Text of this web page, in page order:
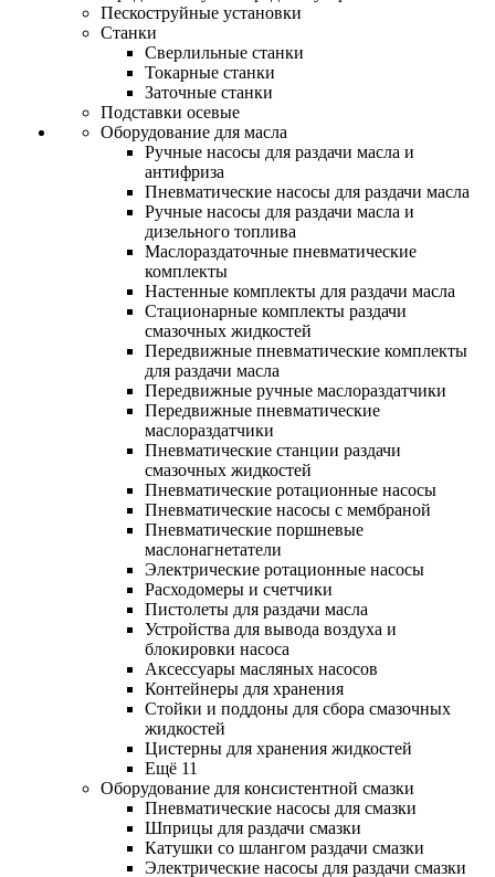
Пескоструйные установки
Станки
Сверлильные станки
Токарные станки
Заточные станки
Подставки осевые
Оборудование для масла
Ручные насосы для раздачи масла и
антифриза
Пневматические насосы для раздачи масла
Ручные насосы для раздачи масла и
дизельного топлива
Маслораздаточные пневматические
комплекты
Настенные комплекты для раздачи масла
Стационарные комплекты раздачи
смазочных жидкостей
Передвижные пневматические комплекты
для раздачи масла
Передвижные ручные маслораздатчики
Передвижные пневматические
маслораздатчики
Пневматические станции раздачи
смазочных жидкостей
Пневматические ротационные насосы
Пневматические насосы с мембраной
Пневматические поршневые
маслонагнетатели
Электрические ротационные насосы
Расходомеры и счетчики
Пистолеты для раздачи масла
Устройства для вывода воздуха и
блокировки насоса
Аксессуары масляных насосов
Контейнеры для хранения
Стойки и поддоны для сбора смазочных
жидкостей
Цистерны для хранения жидкостей
Ещё 11
Оборудование для консистентной смазки
Пневматические насосы для смазки
Шприцы для раздачи смазки
Катушки со шлангом раздачи смазки
Электрические насосы для раздачи смазки